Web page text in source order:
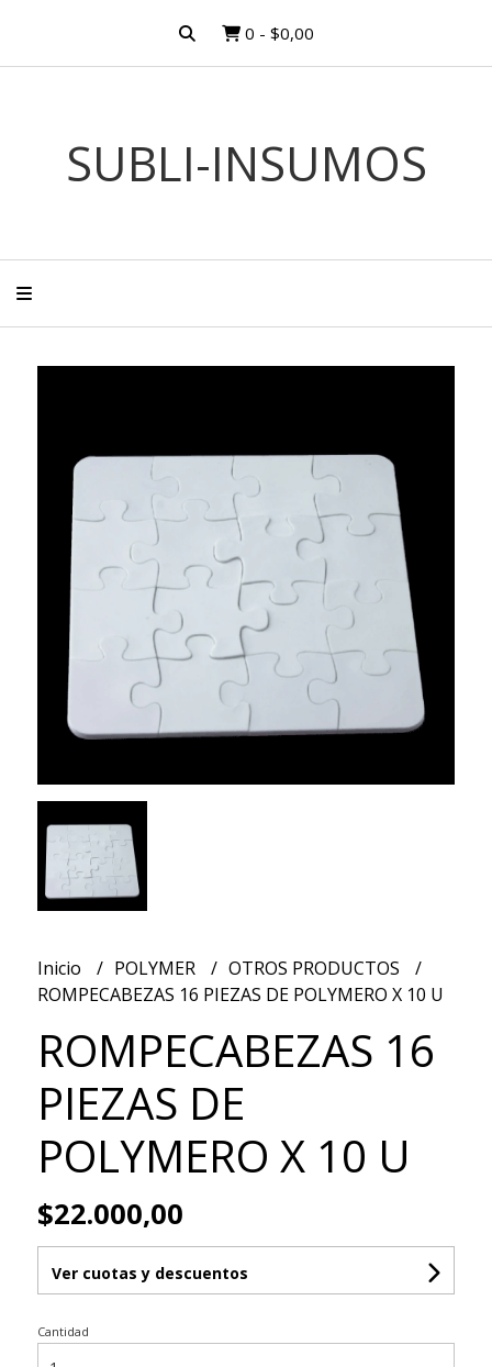
0 - $0,00
SUBLI-INSUMOS
Inicio POLYMER
OTROS PRODUCTOS
ROMPECABEZAS 16 PIEZAS DE POLYMERO X 10 U
ROMPECABEZAS 16
PIEZAS DE
POLYMERO X 10 U
$22.000,00
Ver cuotas y descuentos
Cantidad